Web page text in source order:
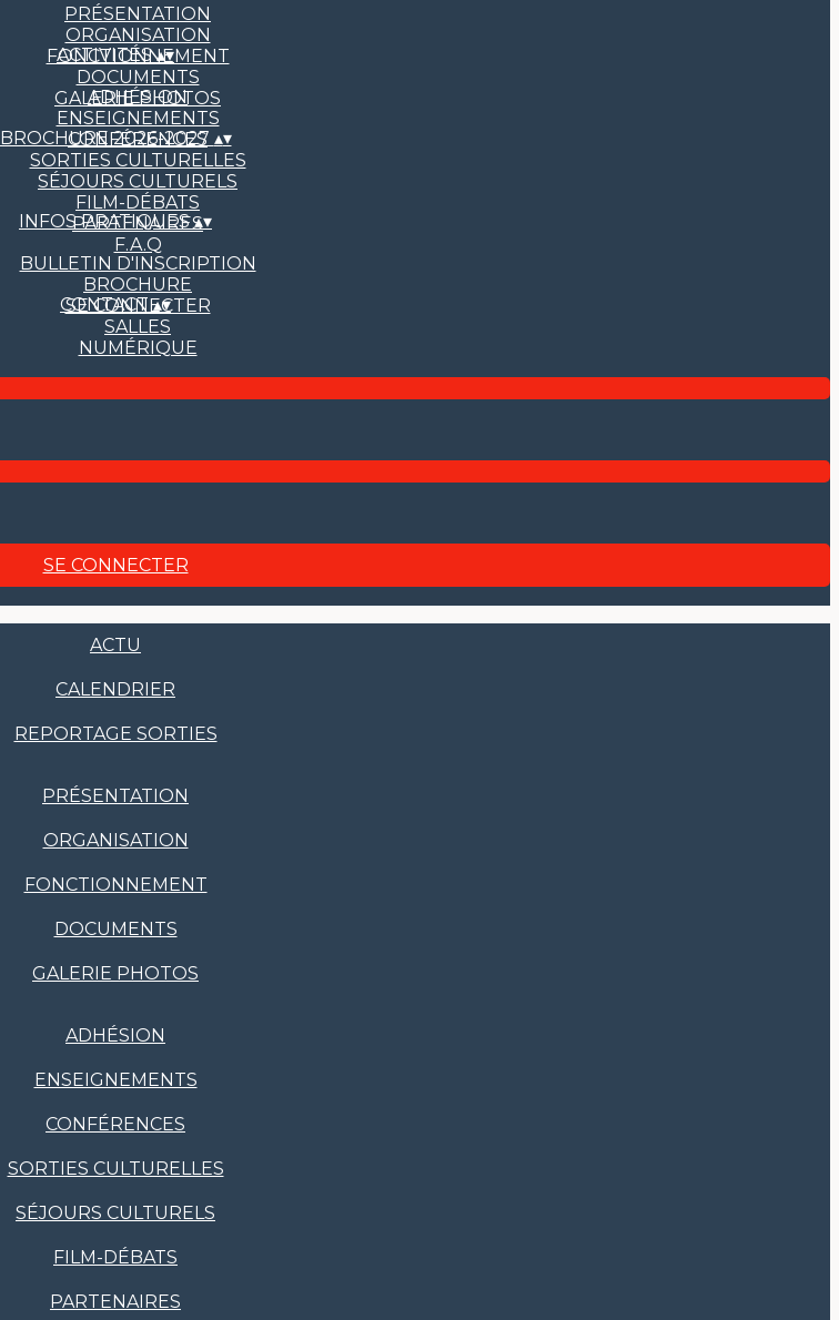
PRÉSENTATION
ORGANISATION
FONCTIONNEMENT
DOCUMENTS
GALERIE PHOTOS
ACTIVITÉS▴▾
ADHÉSION
ENSEIGNEMENTS
CONFÉRENCES
SORTIES CULTURELLES
SÉJOURS CULTURELS
FILM-DÉBATS
PARTENAIRES
F.A.Q
BROCHURE 2026-2027 ▴▾
INFOS PRATIQUES▴▾
BULLETIN D'INSCRIPTION
BROCHURE
SE CONNECTER
SALLES
NUMÉRIQUE
CONTACT▴▾
SE CONNECTER
ACTU
CALENDRIER
REPORTAGE SORTIES
PRÉSENTATION
ORGANISATION
FONCTIONNEMENT
DOCUMENTS
GALERIE PHOTOS
ADHÉSION
ENSEIGNEMENTS
CONFÉRENCES
SORTIES CULTURELLES
SÉJOURS CULTURELS
FILM-DÉBATS
PARTENAIRES